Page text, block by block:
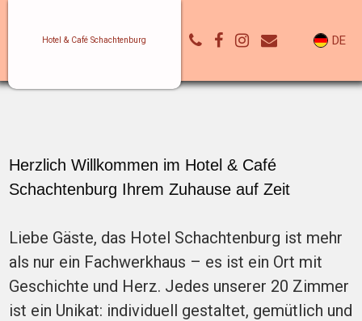
Hotel & Café Schachtenburg DE
Herzlich Willkommen im Hotel & Café
Schachtenburg Ihrem Zuhause auf Zeit
Liebe Gäste, das Hotel Schachtenburg ist mehr
als nur ein Fachwerkhaus – es ist ein Ort mit
Geschichte und Herz. Jedes unserer 20 Zimmer
ist ein Unikat: individuell gestaltet, gemütlich und